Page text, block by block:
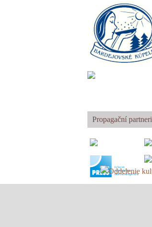
Propagační partneri